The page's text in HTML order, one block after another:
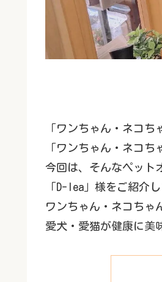
「ワンちゃん・ネコち
「ワンちゃん・ネコち
今回は、そんなペット
「D-lea」様をご紹介し
ワンちゃん・ネコちゃ
愛犬・愛猫が健康に美